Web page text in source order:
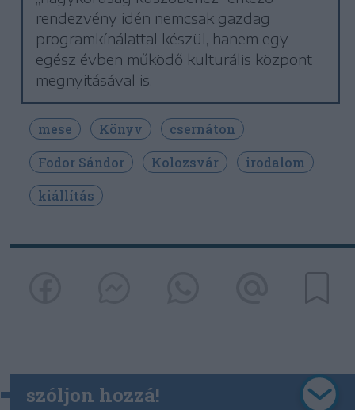
rendezvény idén nemcsak gazdag
programkínálattal készül, hanem egy
egész évben működő kulturális központ
megnyitásával is.
mese Könyv
csernáton
Fodor Sándor
Kolozsvár
irodalom
kiállítás
szóljon hozzá!